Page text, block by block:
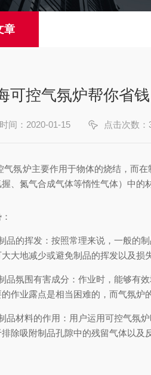
章
可控气氛炉帮你省
间：2020-01-15 点击次数：
炉主要作用于物体的烧结，而在
、氮气合成气体等惰性气体）中的
的挥发：按照常理来说，一般的制
大地减少或避免制品的挥发以及损失
氛围有害成分：作业时，能够有效
作业露点是相当困难的，而气氛炉
材料的作用：用户运用可控气氛炉
除吸附制品孔隙中的残留气体以及